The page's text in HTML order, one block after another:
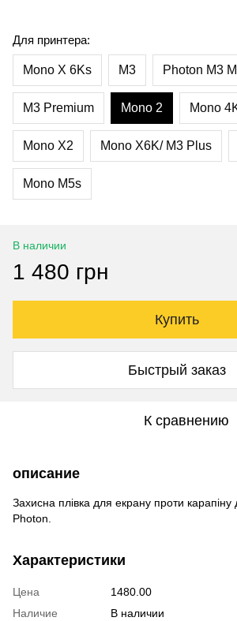
Для принтера:
Mono X 6Ks M3 Photon M3
M3 Premium Mono 2 Mono
Mono X2 Mono X6K/ M3 Plus
Mono M5s
В наличии
1 480 грн
Купить
Быстрый заказ
К сравнению
описание
Захисна плівка для екрану проти
Photon.
Характеристики
Цена
1480.00
Наличие
В наличии